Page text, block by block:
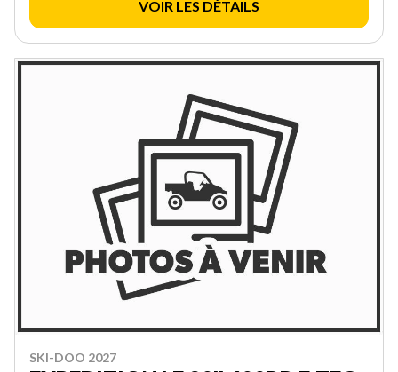
VOIR LES DÉTAILS
SKI-DOO 2027